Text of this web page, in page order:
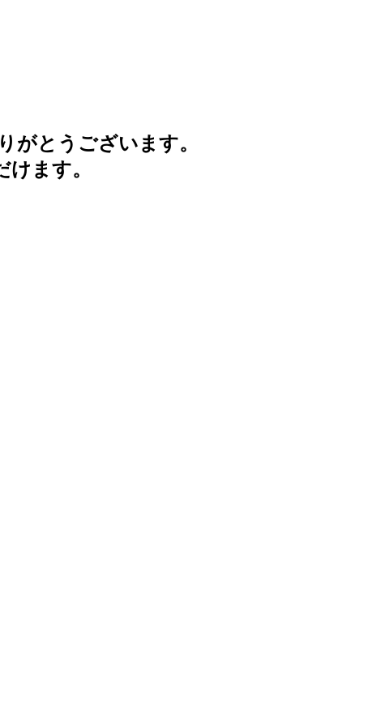
がとうございます。
ます。